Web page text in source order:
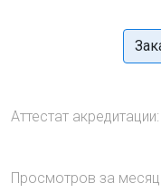
Аттестат акредитации:
Просмотров за месяц: